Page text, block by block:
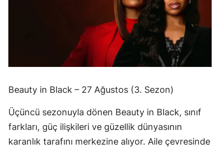
Beauty in Black – 27 Ağustos (3. Sezon)
Üçüncü sezonuyla dönen Beauty in Black, sınıf
farkları, güç ilişkileri ve güzellik dünyasının
karanlık tarafını merkezine alıyor. Aile çevresinde